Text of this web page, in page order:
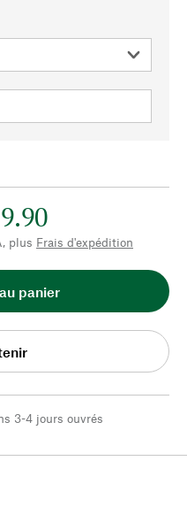
plus Frais d'expédition
panier
3-4 jours ouvrés